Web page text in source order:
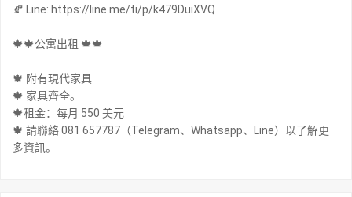
🍂 Line: https://line.me/ti/p/k479DuiXVQ
🍁🍁公寓出租 🍁🍁
🍁 附有現代家具
🍁 家具齊全。
🍁租金：每月 550 美元
🍁 請聯絡 081 657787（Telegram、Whatsapp、Line）以了解更
多資訊。